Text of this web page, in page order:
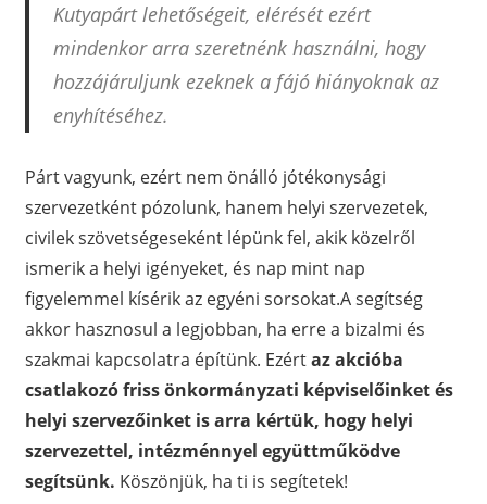
Kutyapárt lehetőségeit, elérését ezért
mindenkor arra szeretnénk használni, hogy
hozzájáruljunk ezeknek a fájó hiányoknak az
enyhítéséhez.
Párt vagyunk, ezért nem önálló jótékonysági
szervezetként pózolunk, hanem helyi szervezetek,
civilek szövetségeseként lépünk fel, akik közelről
ismerik a helyi igényeket, és nap mint nap
figyelemmel kísérik az egyéni sorsokat.A segítség
akkor hasznosul a legjobban, ha erre a bizalmi és
szakmai kapcsolatra építünk. Ezértaz akcióba
csatlakozó friss önkormányzati képviselőinket és
helyi szervezőinket is arra kértük, hogy helyi
szervezettel, intézménnyel együttműködve
segítsünk. Köszönjük, ha ti is segítetek!